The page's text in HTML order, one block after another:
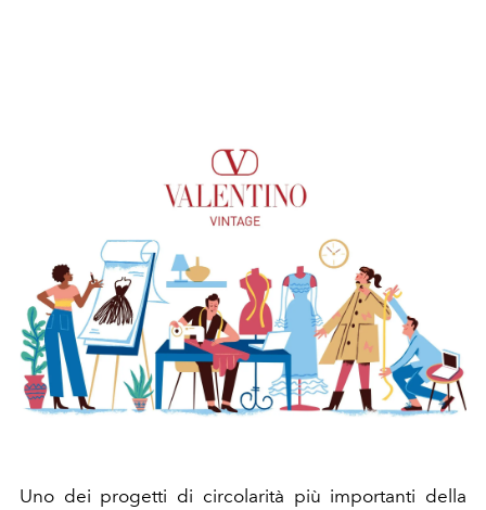
Uno dei progetti di circolarità più importanti della